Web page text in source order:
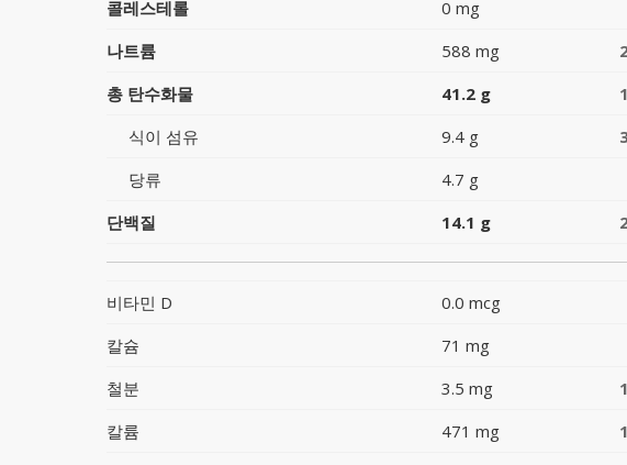
콜레스테롤
0 mg
나트륨
588 mg
총 탄수화물
41.2 g
식이 섬유
9.4 g
당류
4.7 g
단백질
14.1 g
비타민 D
0.0 mcg
칼슘
71 mg
철분
3.5 mg
칼륨
471 mg